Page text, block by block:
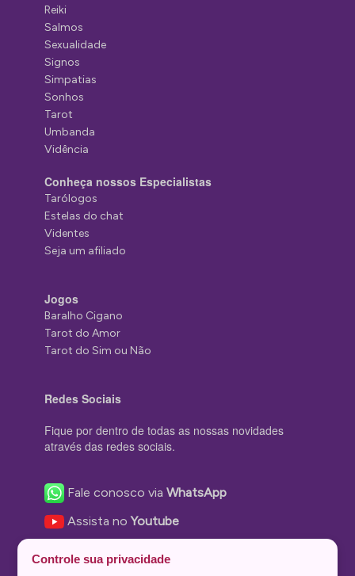
Reiki
Salmos
Sexualidade
Signos
Simpatias
Sonhos
Tarot
Umbanda
Vidência
Conheça nossos Especialistas
Tarólogos
Estelas do chat
Videntes
Seja um afiliado
Jogos
Baralho Cigano
Tarot do Amor
Tarot do Sim ou Não
Redes Sociais
Fique por dentro de todas as nossas novidades
através das redes sociais.
Fale conosco viaWhatsApp
Assista noYoutube
Controle sua privacidade